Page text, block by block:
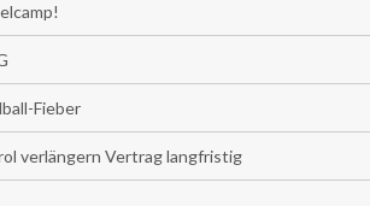
Fieber
verlängern Vertrag langfristig